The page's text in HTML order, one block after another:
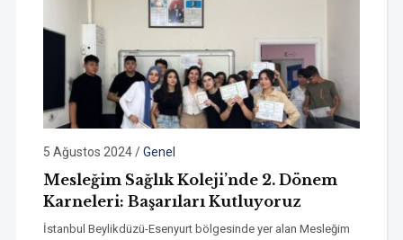
5 Ağustos 2024/Genel
Mesleğim Sağlık Koleji’nde 2. Dönem
Karneleri: Başarıları Kutluyoruz
İstanbul Beylikdüzü-Esenyurt bölgesinde yer alan Mesleğim